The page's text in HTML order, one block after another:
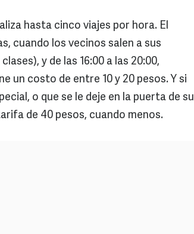
hasta cinco viajes por hora. El
cuando los vecinos salen a sus
y de las 16:00 a las 20:00,
un costo de entre 10 y 20 pesos. Y si
o que se le deje en la puerta de su
de 40 pesos, cuando menos.